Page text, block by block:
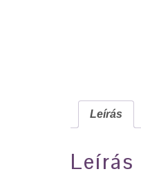
Leírás
Leírás